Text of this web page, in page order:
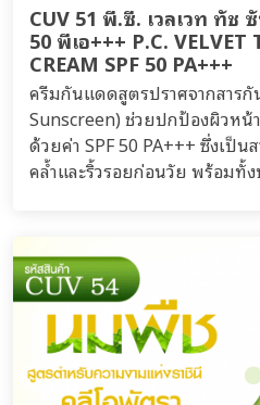
CUV 51 พี.ซี. เวลเวท ทัช
50 พีเอ+++ P.C. VELVET
CREAM SPF 50 PA+++
ครีมกันแดดสูตรปราศจากสาร
Sunscreen) ช่วยปกป้องผิวหน้
ด้วยค่า SPF 50 PA+++ ซึ่งเป็
คล้ำและริ้วรอยก่อนวัย พร้อมทั้